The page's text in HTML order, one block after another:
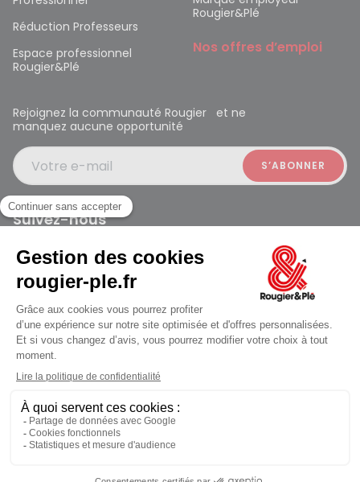
jusqu'au Vendredi à 09:30
Réduction Professeurs
Espace professionnel
Rougier&Plé
Rougier&Plé
Nos offres d’emploi
Rejoignez la communauté Rougier et ne
manquez aucune opportunité
Votre e-mail
Suivez-nous
Rougier et Plé 2024 Copyright
Mentions légales
Conditions générales des ventes
Données personnelles
Paiement sécurisé